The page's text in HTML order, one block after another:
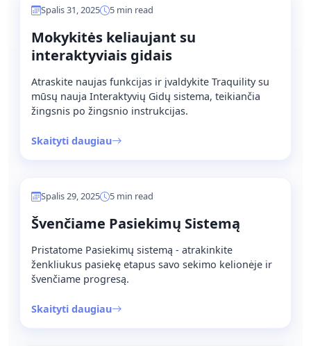
Spalis 31, 2025 5 min read
Mokykitės keliaujant su
interaktyviais gidais
Atraskite naujas funkcijas ir įvaldykite Traquility su
mūsų nauja Interaktyvių Gidų sistema, teikiančia
žingsnis po žingsnio instrukcijas.
Skaityti daugiau
Spalis 29, 2025 5 min read
Švenčiame Pasiekimų Sistemą
Pristatome Pasiekimų sistemą - atrakinkite
ženkliukus pasiekę etapus savo sekimo kelionėje ir
švenčiame progresą.
Skaityti daugiau